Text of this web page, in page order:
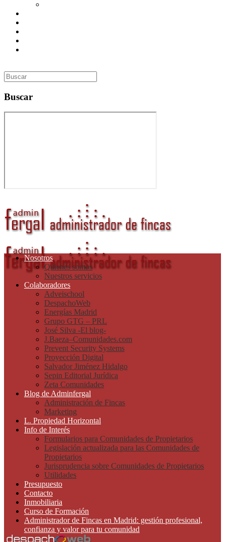
Buscar
Nosotros
Quienes somos
Nuestros servicios
Colaboradores
Adveischool
DespachoWeb
Energías Madrid
Grupo GTG – PRL
José Silva -El blog-
J.Baeza–Comunidades.com
Prevent Security Systems
Proyección Digital
Salvador Jiménez Hidalgo
Sepin Editorial Jurídica
Zeta Comunidades
Blog de Adminfergal
Administración de Fincas
Marketing
L. Propiedad Horizontal
Info de Interés
Formularios para Comunidades de Propietarios
Legislación actualizada para las Comunidades de
Propietarios
Jurisprudencia sobre Comunidades de Propietarios
Utilidades
Presupuesto
Contacto
Inmobiliaria
Curso de Formación
Administrador de Fincas en Madrid: gestión profesional,
confianza y valor para tu comunidad